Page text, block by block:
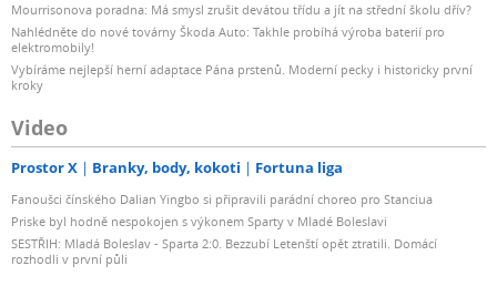
Mourrisonova poradna: Má smysl zrušit devátou třídu a jít na střední školu dřív?
Nahlédněte do nové továrny Škoda Auto: Takhle probíhá výroba baterií pro
elektromobily!
Vybíráme nejlepší herní adaptace Pána prstenů. Moderní pecky i historicky první
kroky
Video
Prostor X Branky, body, kokoti Fortuna liga
Fanoušci čínského Dalian Yingbo si připravili parádní choreo pro Stanciua
Priske byl hodně nespokojen s výkonem Sparty v Mladé Boleslavi
SESTŘIH: Mladá Boleslav - Sparta 2:0. Bezzubí Letenští opět ztratili. Domácí
rozhodli v první půli